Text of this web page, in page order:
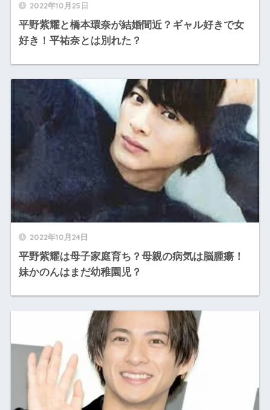
2022年10月25日
平野紫耀と橋本環奈が結婚間近？ギャル好きで女
好き！平祐奈とは別れた？
2022年10月24日
平野紫耀は母子家庭育ち？母親の病気は脳腫瘍！
妹かのんはまだ幼稚園児？